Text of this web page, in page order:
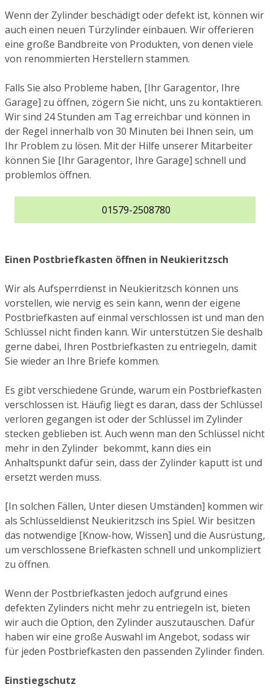
Wenn der Zylinder beschädigt oder defekt ist, können wir
auch einen neuen Türzylinder einbauen. Wir offerieren
eine große Bandbreite von Produkten, von denen viele
von renommierten Herstellern stammen.
Falls Sie also Probleme haben, [Ihr Garagentor, Ihre
Garage] zu öffnen, zögern Sie nicht, uns zu kontaktieren.
Wir sind 24 Stunden am Tag erreichbar und können in
der Regel innerhalb von 30 Minuten bei Ihnen sein, um
Ihr Problem zu lösen. Mit der Hilfe unserer Mitarbeiter
können Sie [Ihr Garagentor, Ihre Garage] schnell und
problemlos öffnen.
01579-2508780
Einen Postbriefkasten öffnen in Neukieritzsch
Wir als Aufsperrdienst in Neukieritzsch können uns
vorstellen, wie nervig es sein kann, wenn der eigene
Postbriefkasten auf einmal verschlossen ist und man den
Schlüssel nicht finden kann. Wir unterstützen Sie deshalb
gerne dabei, Ihren Postbriefkasten zu entriegeln, damit
Sie wieder an Ihre Briefe kommen.
Es gibt verschiedene Gründe, warum ein Postbriefkasten
verschlossen ist. Häufig liegt es daran, dass der Schlüssel
verloren gegangen ist oder der Schlüssel im Zylinder
stecken geblieben ist. Auch wenn man den Schlüssel nicht
mehr in den Zylinder bekommt, kann dies ein
Anhaltspunkt dafür sein, dass der Zylinder kaputt ist und
ersetzt werden muss.
[In solchen Fällen, Unter diesen Umständen] kommen wir
als Schlüsseldienst Neukieritzsch ins Spiel. Wir besitzen
das notwendige [Know-how, Wissen] und die Ausrüstung,
um verschlossene Briefkästen schnell und unkompliziert
zu öffnen.
Wenn der Postbriefkasten jedoch aufgrund eines
defekten Zylinders nicht mehr zu entriegeln ist, bieten
wir auch die Option, den Zylinder auszutauschen. Dafür
haben wir eine große Auswahl im Angebot, sodass wir
für jeden Postbriefkasten den passenden Zylinder finden.
Einstiegschutz